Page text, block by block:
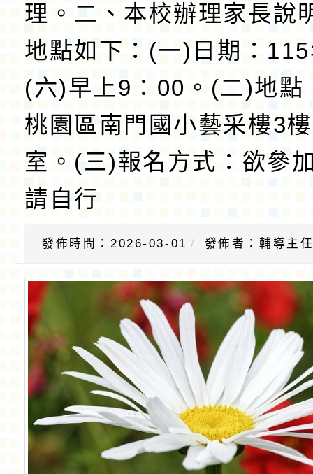
理。二、本校辦理家長說
地點如下：(一)日期：
(六)早上9：00。(二)地點
桃園區南門國小藝采樓3
室。(三)報名方式：欲參
請自行
發佈時間：2026-03-01 發佈者：輔導主